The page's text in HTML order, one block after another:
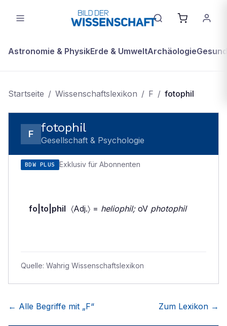
Astronomie & PhysikErde & UmweltArchäologie
Startseite / Wissenschaftslexikon / F / fotophil
F fotophil
Gesellschaft & Psychologie
BDW PLUS Exklusiv für Abonnenten
fo|to|phil 〈Adj.〉 = heliophil;oV photophil
Quelle: Wahrig Wissenschaftslexikon
← Alle Begriffe mit „F“ Zum Lexikon →